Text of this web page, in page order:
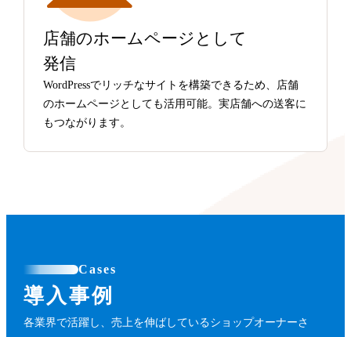
店舗のホームページとして
発信
WordPressでリッチなサイトを構築できるため、店舗
のホームページとしても活用可能。実店舗への送客に
もつながります。
Cases
導入事例
各業界で活躍し、売上を伸ばしているショップオーナーさ